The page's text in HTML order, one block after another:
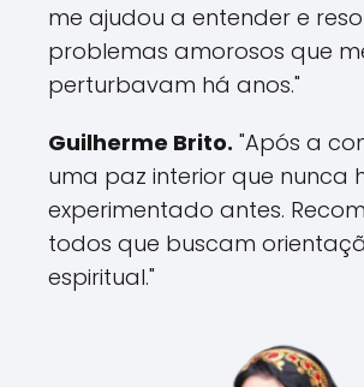
me ajudou a entender e
problemas amorosos que
perturbavam há anos."
Guilherme Brito. "Após a
uma paz interior que nunca
experimentado antes.
todos que buscam
espiritual."